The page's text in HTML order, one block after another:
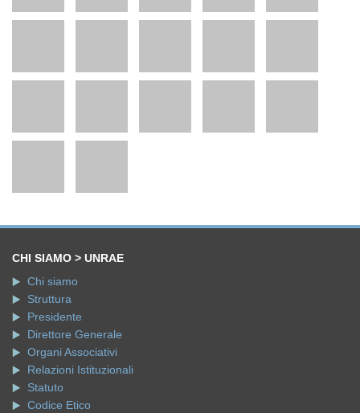
CHI SIAMO > UNRAE
Chi siamo
Struttura
Presidente
Direttore Generale
Organi Associativi
Relazioni Istituzionali
Statuto
Codice Etico